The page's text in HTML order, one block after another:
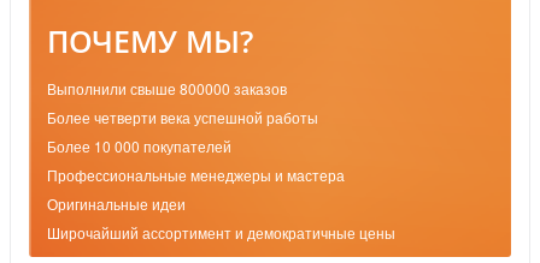
ПОЧЕМУ МЫ?
Выполнили свыше 800000 заказов
Более четверти века успешной работы
Более 10 000 покупателей
Профессиональные менеджеры и мастера
Оригинальные идеи
Широчайший ассортимент и демократичные цены